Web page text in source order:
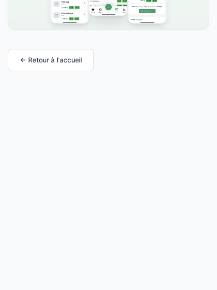
← Retour à l'accueil